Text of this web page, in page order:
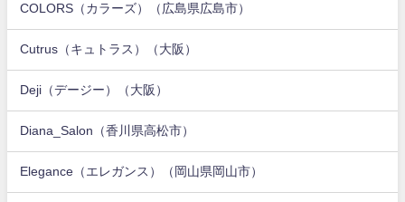
COLORS（カラーズ）（広島県広島市）
Cutrus（キュトラス）（大阪）
Deji（デージー）（大阪）
Diana_Salon（香川県高松市）
Elegance（エレガンス）（岡山県岡山市）